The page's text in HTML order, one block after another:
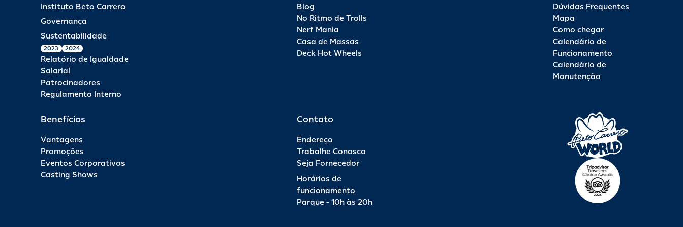
Instituto Beto Carrero
Governança
Sustentabilidade
2023 2024
Relatório de Igualdade
Salarial
Patrocinadores
Regulamento Interno
Blog
No Ritmo de Trolls
Nerf Mania
Casa de Massas
Deck Hot Wheels
Dúvidas Frequentes
Mapa
Como chegar
Calendário de
Funcionamento
Calendário de
Manutenção
Benefícios
Vantagens
Promoções
Eventos Corporativos
Casting Shows
Contato
Endereço
Trabalhe Conosco
Seja Fornecedor
Horários de
funcionamento
Parque - 10h às 20h